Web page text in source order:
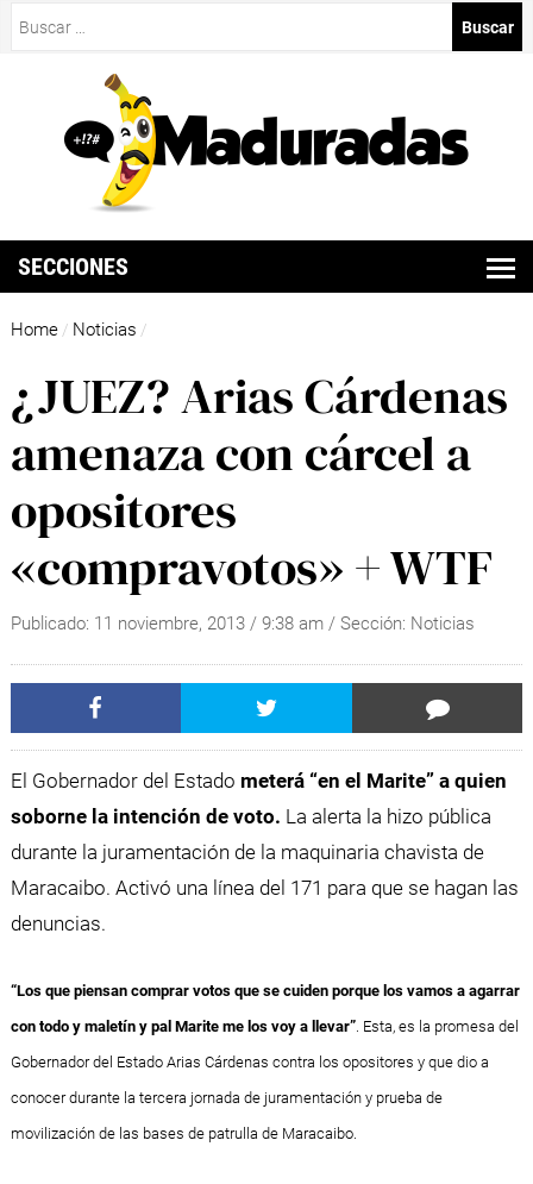
SECCIONES
Home / Noticias /
¿JUEZ? Arias Cárdenas
amenaza con cárcel a
opositores
«compravotos» + WTF
Publicado: 11 noviembre, 2013/ 9:38 am / Sección: Noticias
El Gobernador del Estado meterá “en el Marite” a quien
soborne la intención de voto. La alerta la hizo pública
durante la juramentación de la maquinaria chavista de
Maracaibo. Activó una línea del 171 para que se hagan las
denuncias.
“Los que piensan comprar votos que se cuiden porque los vamos a agarrar
con todo y maletín y pal Marite me los voy a llevar”. Esta, es la promesa del
Gobernador del Estado Arias Cárdenas contra los opositores y que dio a
conocer durante la tercera jornada de juramentación y prueba de
movilización de las bases de patrulla de Maracaibo.